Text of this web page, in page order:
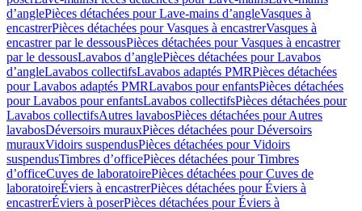
d’anglePièces détachées pour Lave-mains d’angleVasques à
encastrerPièces détachées pour Vasques à encastrerVasques à
encastrer par le dessousPièces détachées pour Vasques à encastrer
par le dessousLavabos d’anglePièces détachées pour Lavabos
d’angleLavabos collectifsLavabos adaptés PMRPièces détachées
pour Lavabos adaptés PMRLavabos pour enfantsPièces détachées
pour Lavabos pour enfantsLavabos collectifsPièces détachées pour
Lavabos collectifsAutres lavabosPièces détachées pour Autres
lavabosDéversoirs murauxPièces détachées pour Déversoirs
murauxVidoirs suspendusPièces détachées pour Vidoirs
suspendusTimbres dʼofficePièces détachées pour Timbres
dʼofficeCuves de laboratoirePièces détachées pour Cuves de
laboratoireÉviers à encastrerPièces détachées pour Éviers à
encastrerÉviers à poserPièces détachées pour Éviers à